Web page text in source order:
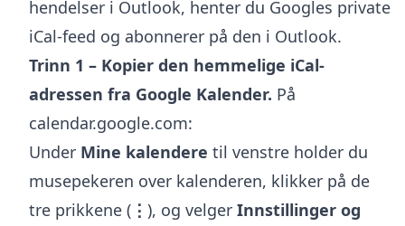
hendelser i Outlook, henter du Googles private
iCal-feed og abonnerer på den i Outlook.
Trinn 1 – Kopier den hemmelige iCal-
adressen fra Google Kalender. På
calendar.google.com:
Under Mine kalendere til venstre holder du
musepekeren over kalenderen, klikker på de
tre prikkene ( ⋮ ), og velger Innstillinger og